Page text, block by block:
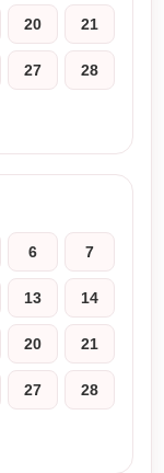
20 21
27 28
6 7
13 14
20 21
27 28